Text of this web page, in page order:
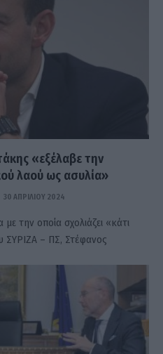
«εξέλαβε την
λαού ως ασυλία»
30 ΑΠΡΙΛΊΟΥ 2024
την οποία σχολιάζει «κάτι
ΣΥΡΙΖΑ – ΠΣ, Στέφανος